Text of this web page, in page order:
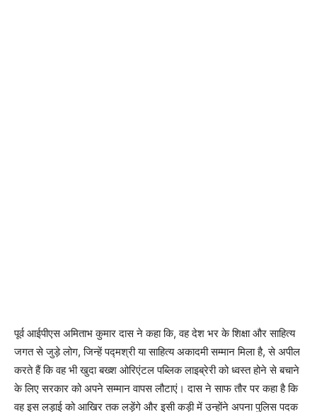
पूर्व आईपीएस अमिताभ कुमार दास ने कहा कि, वह देश भर के शिक्षा और साहित्य
जगत से जुड़े लोग, जिन्हें पद्मश्री या साहित्य अकादमी सम्मान मिला है, से अपील
करते हैं कि वह भी खुदा बख्श ओरिएंटल पब्लिक लाइब्रेरी को ध्वस्त होने से बचाने
के लिए सरकार को अपने सम्मान वापस लौटाएं। दास ने साफ तौर पर कहा है कि
वह इस लड़ाई को आखिर तक लड़ेंगे और इसी कड़ी में उन्होंने अपना पुलिस पदक